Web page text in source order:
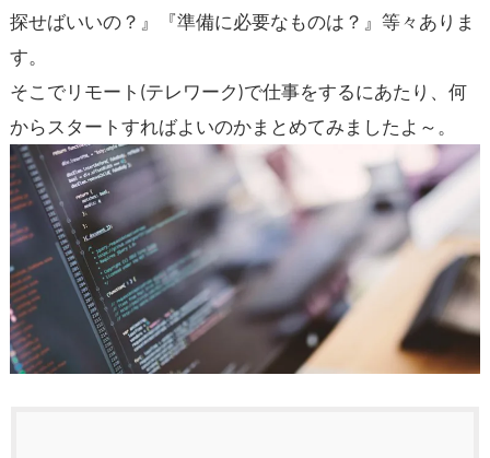
探せばいいの？』『準備に必要なものは？』等々ありま
す。
そこでリモート(テレワーク)で仕事をするにあたり、何
からスタートすればよいのかまとめてみましたよ～。